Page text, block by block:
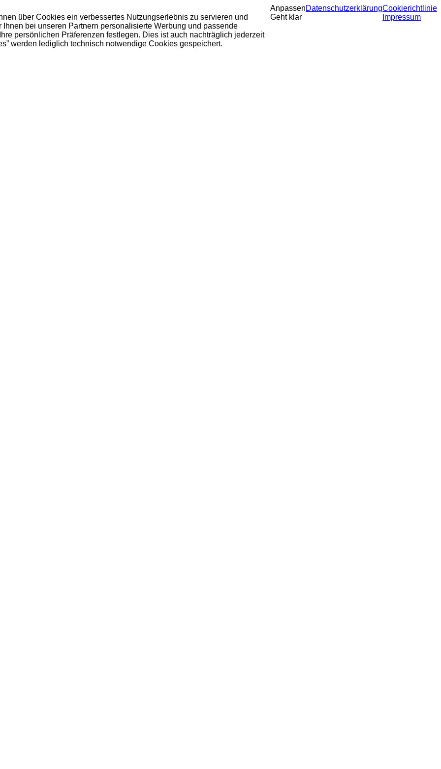
über Cookies ein verbessertes Nutzungserlebnis zu servieren und
bei unseren Partnern personalisierte Werbung und passende
persönlichen Präferenzen festlegen. Dies ist auch nachträglich jederzeit
werden lediglich technisch notwendige Cookies gespeichert.
Anpassen
Geht klar
DatenschutzerklärungCookierichtlinie
Impressum